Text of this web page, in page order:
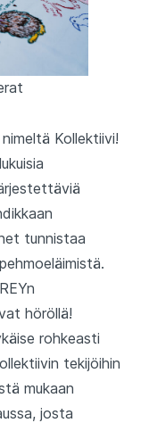
Kollektiivi!
tunnistaa
höröllä!
rohkeasti
tekijöihin
mukaan
josta